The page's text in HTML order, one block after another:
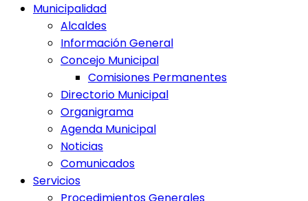
Municipalidad
Alcaldes
Información General
Concejo Municipal
Comisiones Permanentes
Directorio Municipal
Organigrama
Agenda Municipal
Noticias
Comunicados
Servicios